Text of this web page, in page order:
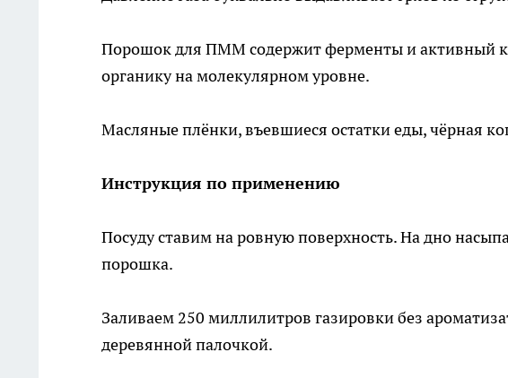
Порошок для ПММ содержит ферменты и активный
органику на молекулярном уровне.
Масляные плёнки, въевшиеся остатки еды, чёрная
Инструкция по применению
Посуду ставим на ровную поверхность. На дно
порошка.
Заливаем 250 миллилитров газировки без
деревянной палочкой.